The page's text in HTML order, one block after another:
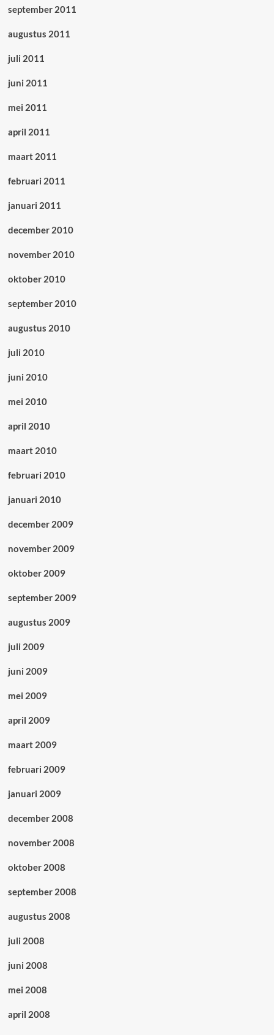
september 2011
augustus 2011
juli 2011
juni 2011
mei 2011
april 2011
maart 2011
februari 2011
januari 2011
december 2010
november 2010
oktober 2010
september 2010
augustus 2010
juli 2010
juni 2010
mei 2010
april 2010
maart 2010
februari 2010
januari 2010
december 2009
november 2009
oktober 2009
september 2009
augustus 2009
juli 2009
juni 2009
mei 2009
april 2009
maart 2009
februari 2009
januari 2009
december 2008
november 2008
oktober 2008
september 2008
augustus 2008
juli 2008
juni 2008
mei 2008
april 2008